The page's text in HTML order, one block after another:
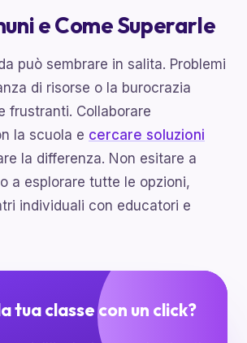
e Come Superarle
può sembrare in salita. Problemi
di risorse o la burocrazia
frustranti. Collaborare
la scuola e cercare soluzioni
la differenza. Non esitare a
a esplorare tutte le opzioni,
individuali con educatori e
tua classe con un click?